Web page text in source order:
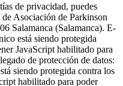
de privacidad, puedes
Asociación de Parkinson
Salamanca (Salamanca). E-
está siendo protegida
JavaScript habilitado para
de protección de datos:
siendo protegida contra los
habilitado para poder